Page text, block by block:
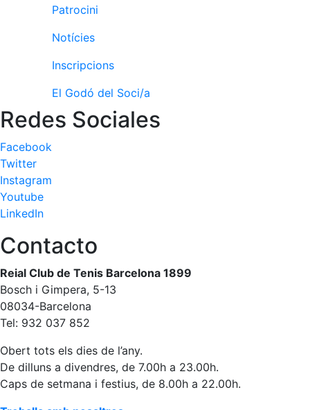
Next Gen
Palmarès
Llegendes
Jugadors
professionals
Competicions
Campionat
Tennis
Quadre
d'Honor
Històric
del
Campionat
Social
Normativa
Patrocini
Notícies
Inscripcions
El Godó del Soci/a
Redes Sociales
Facebook
Twitter
Instagram
Youtube
LinkedIn
Contacto
Reial Club de Tenis Barcelona 1899
Bosch i Gimpera, 5-13
08034-Barcelona
Tel: 932 037 852
Obert tots els dies de l’any.
De dilluns a divendres, de 7.00h a 23.00h.
Caps de setmana i festius, de 8.00h a 22.00h.